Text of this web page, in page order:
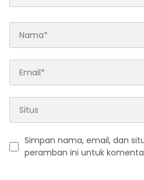
Simpan nama, email, dan
peramban ini untuk